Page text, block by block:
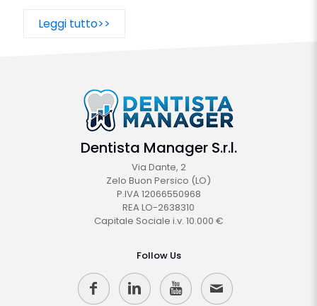
Leggi tutto>>
Dentista Manager S.r.l.
Via Dante, 2
Zelo Buon Persico (LO)
P.IVA 12066550968
REA LO-2638310
Capitale Sociale i.v. 10.000 €
Follow Us